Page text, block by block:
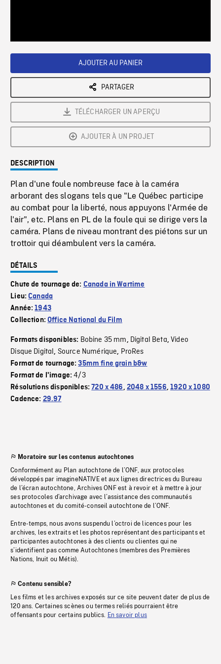
AJOUTER AU PANIER
PARTAGER
TÉLÉCHARGER UN APERÇU
AJOUTER À UN PROJET
DESCRIPTION
Plan d'une foule nombreuse face à la caméra
arborant des slogans tels que "Le Québec participe
au combat pour la liberté, nous appuyons l'Armée de
l'air", etc. Plans en PL de la foule qui se dirige vers la
caméra. Plans de niveau montrant des piétons sur un
trottoir qui déambulent vers la caméra.
DÉTAILS
Chute de tournage de: Canada in Wartime
Lieu:Canada
Année:1943
Collection:Office National du Film
Formats disponibles: Bobine 35 mm, Digital Beta,Video
Disque Digital, Source Numérique, ProRes
Format de tournage:35mm fine grain b&w
Format de l'image:4/3
Résolutions disponibles:720 x 486, 2048 x 1556,1920 x 1080
Cadence: 29.97
Moratoire sur les contenus autochtones
Conformément au Plan autochtone de l’ONF, aux protocoles
développés par imagineNATIVE et aux lignes directrices du Bureau
de l’écran autochtone, Archives ONF est à revoir et à mettre à jour
ses protocoles d’archivage avec l’assistance des communautés
autochtones et du comité-conseil autochtone de l’ONF.
Entre-temps, nous avons suspendu l’octroi de licences pour les
archives, les extraits et les photos représentant des participants et
participantes autochtones à des clients ou clientes qui ne
s’identifient pas comme Autochtones (membres des Premières
Nations, Inuit ou Métis).
Contenu sensible?
Les films et les archives exposés sur ce site peuvent dater de plus de
120 ans. Certaines scènes ou termes reliés pourraient être
offensants pour certains publics. En savoir plus